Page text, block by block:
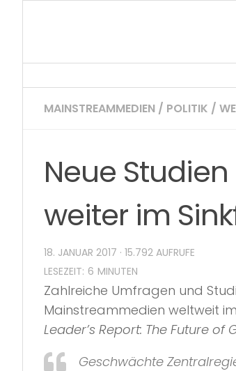
MAINSTREAMMEDIEN / POLITIK /
Neue
weiter im
18. JANUAR 2017 · 15.792 AUFRUFE
Zahlreiche Umfragen und
Mainstreammedien weltweit
Leader’s Report: The Future
Geschwächte